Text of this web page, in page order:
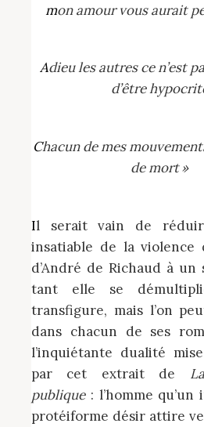
mon amour vous aurait
Adieu les autres ce n’est pas le moment
d’être
Chacun de mes mouvements vous inonde
de mort »
Il serait vain de réduire la source
insatiable de la violence
d’André de Richaud à
tant elle se
transfigure, mais l’on
dans chacun de ses
l’inquiétante dualité
par cet extrait de
publique: l’homme
protéiforme désir attire